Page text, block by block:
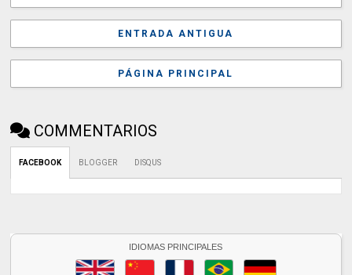
ENTRADA ANTIGUA
PÁGINA PRINCIPAL
COMMENTARIOS
FACEBOOK BLOGGER DISQUS
IDIOMAS PRINCIPALES